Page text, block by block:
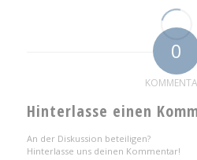
0
Hinterlasse einen
An der Diskussion beteiligen?
Hinterlasse uns deinen Kommentar!